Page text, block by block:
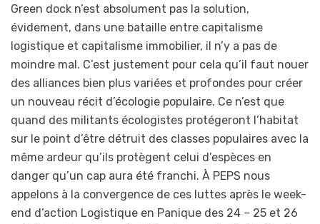
Green dock n’est absolument pas la solution,
évidement, dans une bataille entre capitalisme
logistique et capitalisme immobilier, il n’y a pas de
moindre mal. C’est justement pour cela qu’il faut nouer
des alliances bien plus variées et profondes pour créer
un nouveau récit d’écologie populaire. Ce n’est que
quand des militants écologistes protégeront l’habitat
sur le point d’être détruit des classes populaires avec la
même ardeur qu’ils protègent celui d’espèces en
danger qu’un cap aura été franchi. À PEPS nous
appelons à la convergence de ces luttes après le week-
end d’action Logistique en Panique des 24 – 25 et 26